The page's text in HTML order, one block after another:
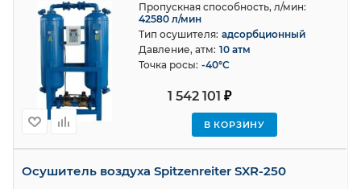
1 542 101 ₽
В КОРЗИНУ
Пропускная способность, л/мин:
42580 л/мин
Тип осушителя: адсорбционный
Давление, атм: 10 атм
Точка росы: -40°C
Осушитель воздуха Spitzenreiter SXR-250